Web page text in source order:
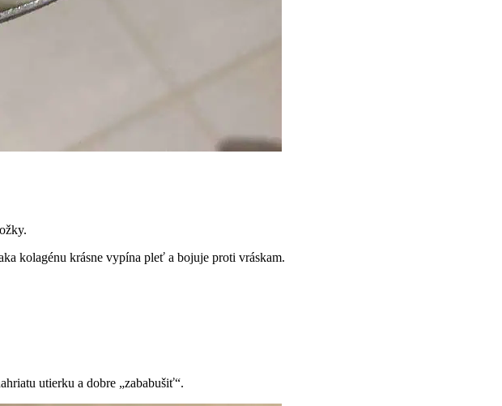
kolagénu krásne vypína pleť a bojuje proti vráskam.
utierku a dobre „zababušiť“.